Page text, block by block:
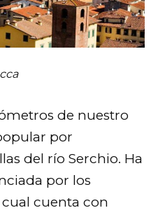
de nuestro
por
del río Serchio. Ha
por los
cuenta con